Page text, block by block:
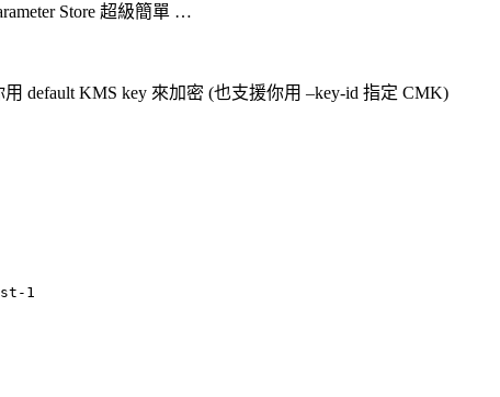
Store 超級簡單 …
用 default KMS key 來加密 (也支援你用 –key-id 指定 CMK)
1